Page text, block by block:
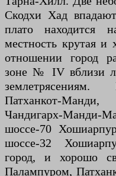
Скодхи Хад
плато находится
местность крутая и
отношении город
зоне № IV вблизи
землетрясениям.
Патханкот-
Чандигарх-
шоссе-70
шоссе-32
город, и хорошо
Палампуром,